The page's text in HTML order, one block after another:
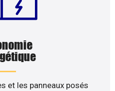
et les panneaux posés